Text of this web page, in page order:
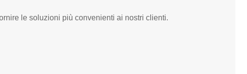
le soluzioni più convenienti ai nostri clienti.